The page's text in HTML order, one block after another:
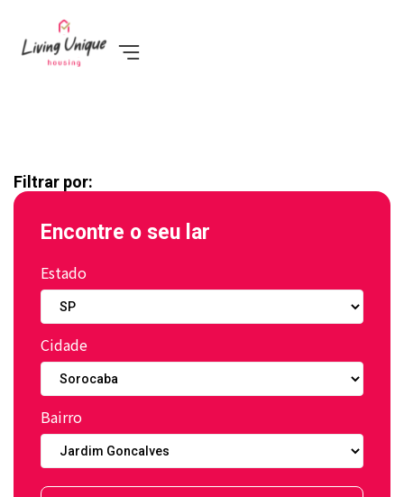
Filtrar por:
Encontre o seu lar
Estado
Cidade
Bairro